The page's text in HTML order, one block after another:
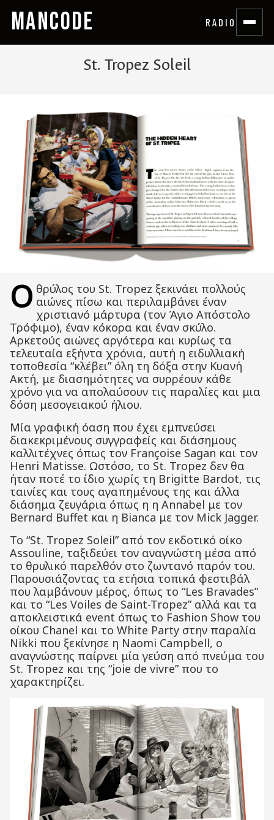
MANCODE RADIO
St. Tropez Soleil
Ο θρύλος του St. Tropez ξεκινάει πολλούς
αιώνες πίσω και περιλαμβάνει έναν
χριστιανό μάρτυρα (τον Άγιο Απόστολο
Τρόφιμο), έναν κόκορα και έναν σκύλο.
Αρκετούς αιώνες αργότερα και κυρίως τα
τελευταία εξήντα χρόνια, αυτή η ειδυλλιακή
τοποθεσία “κλέβει” όλη τη δόξα στην Κυανή
Ακτή, με διασημότητες να συρρέουν κάθε
χρόνο για να απολαύσουν τις παραλίες και μια
δόση μεσογειακού ήλιου.
Μία γραφική όαση που έχει εμπνεύσει
διακεκριμένους συγγραφείς και διάσημους
καλλιτέχνες όπως τον Françoise Sagan και τον
Henri Matisse. Ωστόσο, το St. Tropez δεν θα
ήταν ποτέ το ίδιο χωρίς τη Brigitte Bardot, τις
ταινίες και τους αγαπημένους της και άλλα
διάσημα ζευγάρια όπως η η Annabel με τον
Bernard Buffet και η Bianca με τον Mick Jagger.
To “St. Tropez Soleil” από τον εκδοτικό οίκο
Assouline, ταξιδεύει τον αναγνώστη μέσα από
το θρυλικό παρελθόν στο ζωντανό παρόν του.
Παρουσιάζοντας τα ετήσια τοπικά φεστιβάλ
που λαμβάνουν μέρος, όπως το “Les Bravades”
και το “Les Voiles de Saint-Tropez” αλλά και τα
αποκλειστικά event όπως το Fashion Show του
οίκου Chanel και το White Party στην παραλία
Nikki που ξεκίνησε η Naomi Campbell, o
αναγνώστης παίρνει μία γεύση από πνεύμα του
St. Tropez και της “joie de vivre” που το
χαρακτηρίζει.